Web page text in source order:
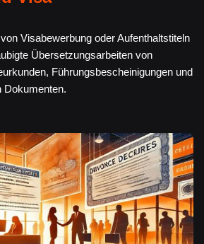
Visabewerbung oder Aufenthaltstiteln
Übersetzungsarbeiten von
Führungsbescheinigungen und
Dokumenten.